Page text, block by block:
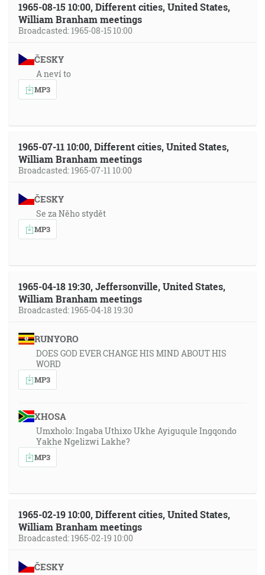
1965-08-15 10:00, Different cities, United States,
William Branham meetings
Broadcasted: 1965-08-15 10:00
ČESKY
A neví to
MP3
1965-07-11 10:00, Different cities, United States,
William Branham meetings
Broadcasted: 1965-07-11 10:00
ČESKY
Se za Něho stydět
MP3
1965-04-18 19:30, Jeffersonville, United States,
William Branham meetings
Broadcasted: 1965-04-18 19:30
RUNYORO
DOES GOD EVER CHANGE HIS MIND ABOUT HIS
WORD
MP3
XHOSA
Umxholo: Ingaba Uthixo Ukhe Ayiguqule Ingqondo
Yakhe Ngelizwi Lakhe?
MP3
1965-02-19 10:00, Different cities, United States,
William Branham meetings
Broadcasted: 1965-02-19 10:00
ČESKY